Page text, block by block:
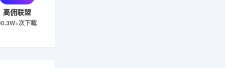
高佣联盟
次下载